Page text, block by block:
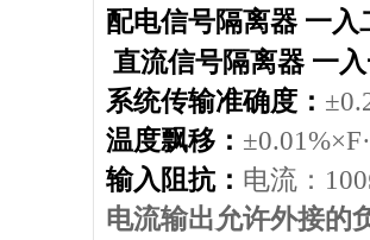
配电信号隔离器 一入
直流信号隔离器 一
系统传输准确度： ±
温度飘移： ±
输入阻抗： 电流： 100
电流输出允许外接的